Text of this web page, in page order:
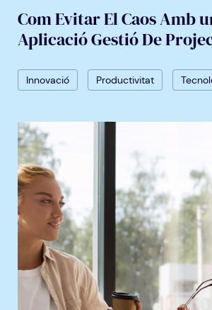
Com Evitar El Caos Amb
Aplicació Gestió De
Innovació Productivitat